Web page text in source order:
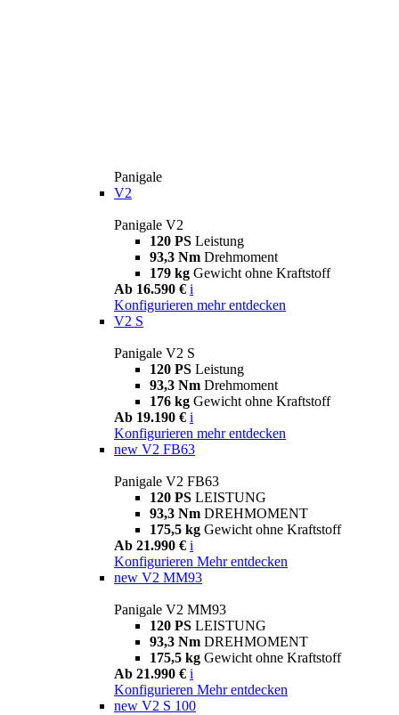
Panigale
V2
Panigale V2
120 PS Leistung
93,3 Nm Drehmoment
179 kg Gewicht ohne Kraftstoff
Ab 16.590 € i
Konfigurieren mehr entdecken
V2 S
Panigale V2 S
120 PS Leistung
93,3 Nm Drehmoment
176 kg Gewicht ohne Kraftstoff
Ab 19.190 € i
Konfigurieren mehr entdecken
new V2 FB63
Panigale V2 FB63
120 PS LEISTUNG
93,3 Nm DREHMOMENT
175,5 kg Gewicht ohne Kraftstoff
Ab 21.990 € i
Konfigurieren Mehr entdecken
new V2 MM93
Panigale V2 MM93
120 PS LEISTUNG
93,3 Nm DREHMOMENT
175,5 kg Gewicht ohne Kraftstoff
Ab 21.990 € i
Konfigurieren Mehr entdecken
new V2 S 100